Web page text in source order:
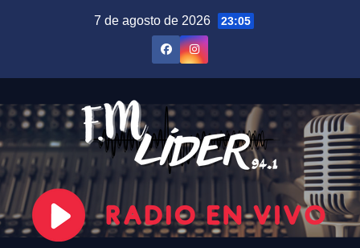
7 de agosto de 2026 23:05